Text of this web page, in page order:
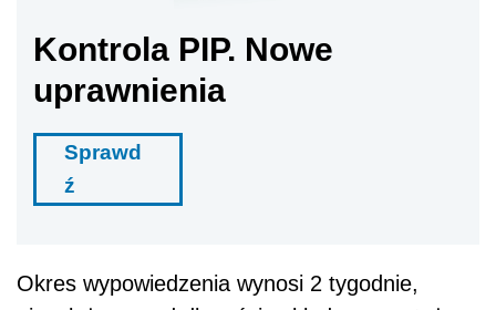
Kontrola PIP. Nowe
uprawnienia
Sprawd
ź
Okres wypowiedzenia wynosi 2 tygodnie,